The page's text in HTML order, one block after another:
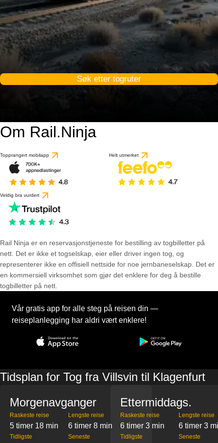
Søk etter togruter
Om Rail.Ninja
Topprangert mobilapp Helt utmerket
Veldig bra vurdert
Rail Ninja er en reservasjons­tjeneste for bestilling av togbilletter på
nett. Det er ikke et togselskap, eier eller driver ingen tog, og
representerer ikke en offisiell nettside for noe jernbaneselskap. Det er
en kommersiell virksomhet som gjør det enklere for deg å bestille
togbilletter på nett.
Vår gratis app for alle steg på reisen din —
reiseplanlegging har aldri vært enklere!
Tidsplan for Tog fra Villsvin til Klagenfurt
Morgenavganger
Raskeste reise
5 timer 18 min
Lengste reise
6 timer 8 min
Tidligste Seneste
Ettermiddags.
Raskeste reise
6 timer 3 min
Lengste reise
6 timer 3
Tidligste Seneste